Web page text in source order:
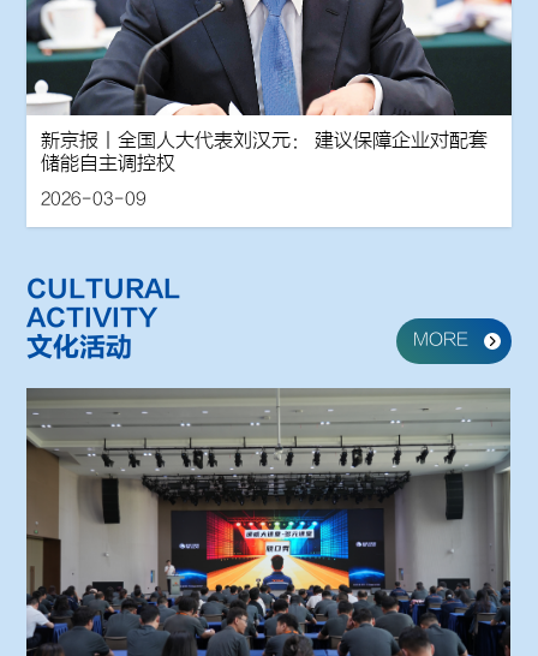
新京报丨全国人大代表刘汉元： 建议保障企业对配套
储能自主调控权
2026-03-09
CULTURAL
ACTIVITY
文化活动 MORE